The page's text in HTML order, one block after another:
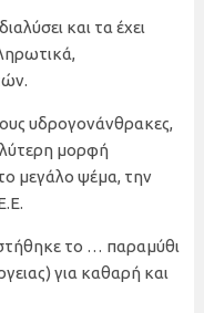
και τα έχει
υδρογονάνθρακες,
μορφή
μεγάλο ψέμα, την
το … παραμύθι
για καθαρή και